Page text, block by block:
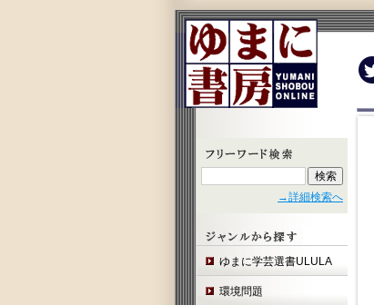
→詳細検索へ
ゆまに学芸選書ULULA
環境問題